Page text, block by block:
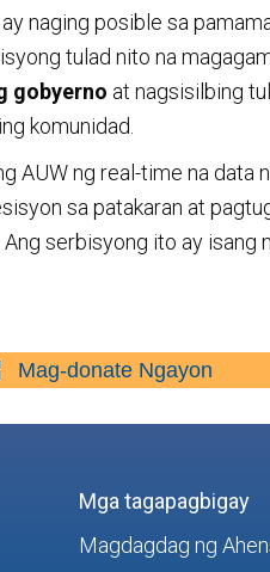
naging posible sa
tulad nito na
gobyerno at nagsisilbing
komunidad.
AUW ng real-time na data
sa patakaran at
serbisyong ito ay isang
Mag-donate Ngayon
Mga tagapagbigay
Magdagdag ng